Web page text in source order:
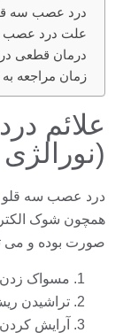
درد عصب سه
علت درد عصب
درمان قطعی
زمان مراجعه
علائم
درد عصب سه قلو
همچون شوک
صورت بوده و می
مسواک زدن
تراشیدن
آرایش کردن